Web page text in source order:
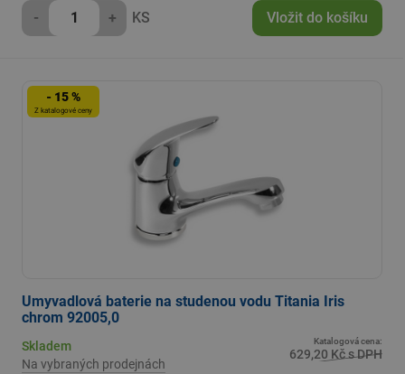
- + KS Vložit do košíku
- 15 %
Z katalogové ceny
Umyvadlová baterie na studenou vodu Titania Iris
chrom 92005,0
Skladem
Na vybraných prodejnách
Katalogová cena:
629,20 Kč s DPH